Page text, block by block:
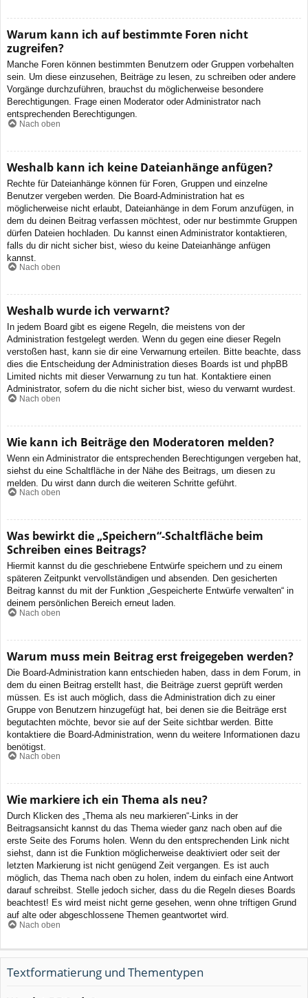
Warum kann ich auf bestimmte Foren nicht
zugreifen?
Manche Foren können bestimmten Benutzern oder Gruppen vorbehalten
sein. Um diese einzusehen, Beiträge zu lesen, zu schreiben oder andere
Vorgänge durchzuführen, brauchst du möglicherweise besondere
Berechtigungen. Frage einen Moderator oder Administrator nach
entsprechenden Berechtigungen.
Nach oben
Weshalb kann ich keine Dateianhänge anfügen?
Rechte für Dateianhänge können für Foren, Gruppen und einzelne
Benutzer vergeben werden. Die Board-Administration hat es
möglicherweise nicht erlaubt, Dateianhänge in dem Forum anzufügen, in
dem du deinen Beitrag verfassen möchtest, oder nur bestimmte Gruppen
dürfen Dateien hochladen. Du kannst einen Administrator kontaktieren,
falls du dir nicht sicher bist, wieso du keine Dateianhänge anfügen
kannst.
Nach oben
Weshalb wurde ich verwarnt?
In jedem Board gibt es eigene Regeln, die meistens von der
Administration festgelegt werden. Wenn du gegen eine dieser Regeln
verstoßen hast, kann sie dir eine Verwarnung erteilen. Bitte beachte, dass
dies die Entscheidung der Administration dieses Boards ist und phpBB
Limited nichts mit dieser Verwarnung zu tun hat. Kontaktiere einen
Administrator, sofern du die nicht sicher bist, wieso du verwarnt wurdest.
Nach oben
Wie kann ich Beiträge den Moderatoren melden?
Wenn ein Administrator die entsprechenden Berechtigungen vergeben hat,
siehst du eine Schaltfläche in der Nähe des Beitrags, um diesen zu
melden. Du wirst dann durch die weiteren Schritte geführt.
Nach oben
Was bewirkt die „Speichern“-Schaltfläche beim
Schreiben eines Beitrags?
Hiermit kannst du die geschriebene Entwürfe speichern und zu einem
späteren Zeitpunkt vervollständigen und absenden. Den gesicherten
Beitrag kannst du mit der Funktion „Gespeicherte Entwürfe verwalten“ in
deinem persönlichen Bereich erneut laden.
Nach oben
Warum muss mein Beitrag erst freigegeben werden?
Die Board-Administration kann entschieden haben, dass in dem Forum, in
dem du einen Beitrag erstellt hast, die Beiträge zuerst geprüft werden
müssen. Es ist auch möglich, dass die Administration dich zu einer
Gruppe von Benutzern hinzugefügt hat, bei denen sie die Beiträge erst
begutachten möchte, bevor sie auf der Seite sichtbar werden. Bitte
kontaktiere die Board-Administration, wenn du weitere Informationen dazu
benötigst.
Nach oben
Wie markiere ich ein Thema als neu?
Durch Klicken des „Thema als neu markieren“-Links in der
Beitragsansicht kannst du das Thema wieder ganz nach oben auf die
erste Seite des Forums holen. Wenn du den entsprechenden Link nicht
siehst, dann ist die Funktion möglicherweise deaktiviert oder seit der
letzten Markierung ist nicht genügend Zeit vergangen. Es ist auch
möglich, das Thema nach oben zu holen, indem du einfach eine Antwort
darauf schreibst. Stelle jedoch sicher, dass du die Regeln dieses Boards
beachtest! Es wird meist nicht gerne gesehen, wenn ohne triftigen Grund
auf alte oder abgeschlossene Themen geantwortet wird.
Nach oben
Textformatierung und Thementypen